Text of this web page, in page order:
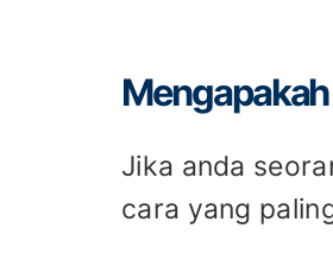
Jika anda
cara yang